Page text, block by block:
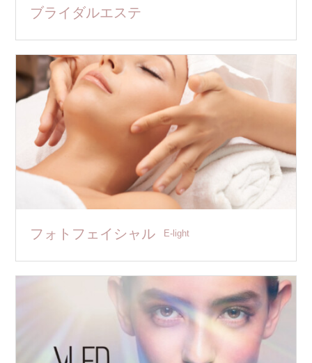
ブライダルエステ
フォトフェイシャル E-light